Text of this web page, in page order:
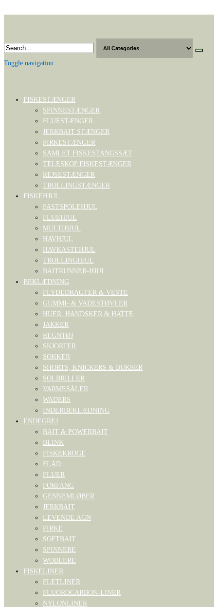
content
Toggle navigation
FISKESTÆNGER
SPINNESTÆNGER
FLUESTÆNGER
JERKBAIT STÆNGER
PIRKESTÆNGER
SAMLET FISKESTANGSSÆT
TELESKOP FISKESTÆNGER
REJSESTÆNGER
TROLLINGSTÆNGER
FISKEHJUL
FASTSPOLEHJUL
FLUEHJUL
MULTIHJUL
HAVHJUL
HAVKASTEHJUL
TROLLINGHJUL
BAITRUNNER-HJUL
BEKLÆDNING
FLYDEDRAGTER & VESTE
GUMMI- & VADESTØVLER
HUER, HANDSKER & HATTE
JAKKER
REGNTØJ
SKJORTER
SOKKER
SHORTS, KNICKERS & BUKSER
SOLBRILLER
VARMESÅLER
WADERS
INDERBEKLÆDNING
ENDEGREJ
BAIT & POWERBAIT
BLINK
FISKEKROGE
FLÅD
FLUER
FORFANG
GENNEMLØBER
JERKBAIT
LEVENDE AGN
PIRKE
SOFTBAIT
SPINNERE
WOBLERE
FISKELINER
FLETLINER
FLUOROCARBON-LINER
NYLONLINER